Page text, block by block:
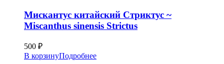
Мискантус китайский Стриктус ~
Miscanthus sinensis Strictus
500 ₽
В корзинуПодробнее